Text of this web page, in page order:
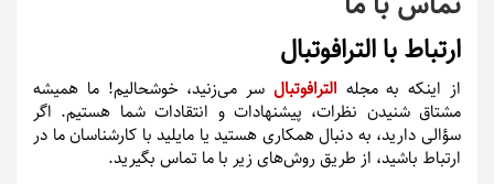
ارتباط با الترافوتبال
از اینکه به مجله الترافوتبال سر می‌زنید، خوشحالیم! ما همیشه
مشتاق شنیدن نظرات، پیشنهادات و انتقادات شما هستیم. اگر
سؤالی دارید، به دنبال همکاری هستید یا مایلید با کارشناسان ما در
ارتباط باشید، از طریق روش‌های زیر با ما تماس بگیرید.